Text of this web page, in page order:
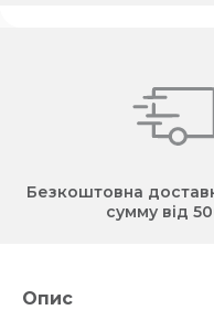
Безкоштовна
сумму від
Опис